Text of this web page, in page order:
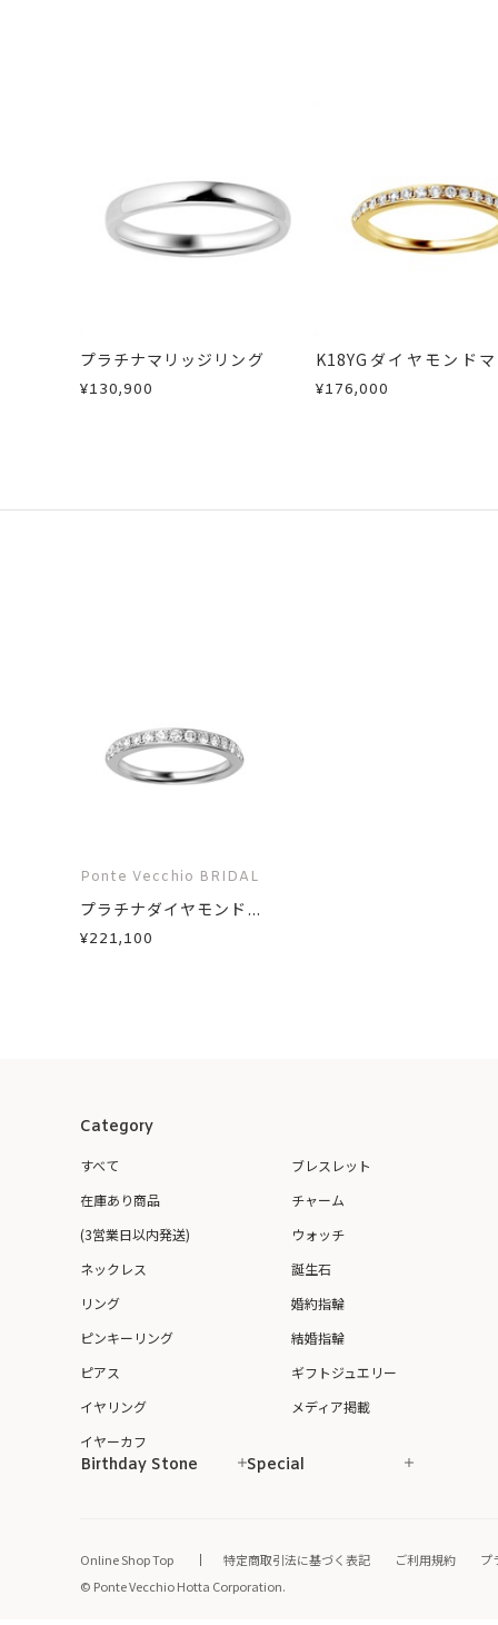
刻印サービス対象
インサイドストー
刻印をお入れし
文字タイプA、文
・刻印をお入れした商品
・販売期間が限定されている商品
・過度な交換・返品を繰り返している
詳細はこちら
プラチナマリッジリング
¥130,900
K18YGダイヤモンド
リング
¥176,000
Ponte Vecchio BRIDAL
プラチナダイヤモンド...
¥221,100
Category
すべて
在庫あり商品
(3営業日以内発送)
ネックレス
リング
ピンキーリング
ピアス
イヤリング
イヤーカフ
ブレスレット
チャーム
ウォッチ
誕生石
婚約指輪
結婚指輪
ギフトジュエリー
メディア掲載
Birthday Stone Special
Online Shop Top 特定商取引法に基づく表記 ご利用規約
プ
© Ponte Vecchio Hotta Corporation.